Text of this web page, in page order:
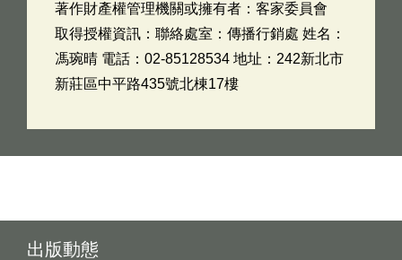
著作財產權管理機關或擁有者：客家委員會
取得授權資訊：聯絡處室：傳播行銷處 姓名：
馮琬晴 電話：02-85128534 地址：242新北市
新莊區中平路435號北棟17樓
出版動態